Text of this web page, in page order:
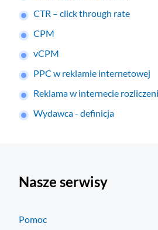
CTR – click through rate
CPM
vCPM
PPC w reklamie internetowej
Reklama w internecie
Wydawca - definicja
Nasze serwisy
Pomoc